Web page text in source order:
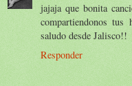
jajaja que bonita
compartiendonos tus
saludo desde Jalisco!!
Responder